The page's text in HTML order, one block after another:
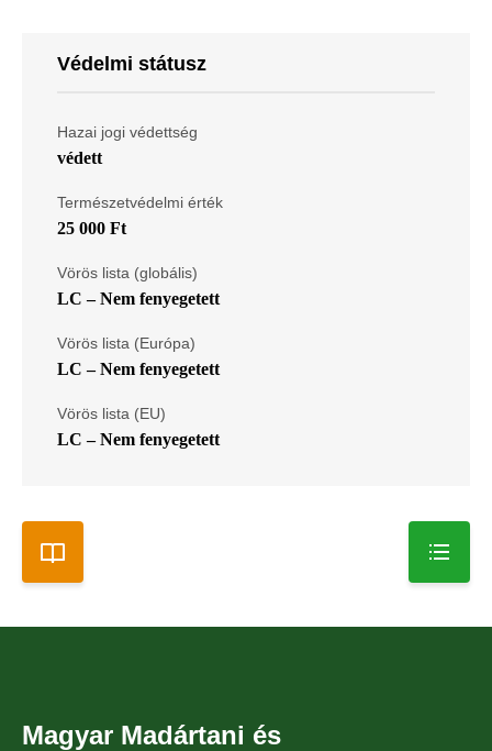
Védelmi státusz
Hazai jogi védettség
védett
Természetvédelmi érték
25 000 Ft
Vörös lista (globális)
LC – Nem fenyegetett
Vörös lista (Európa)
LC – Nem fenyegetett
Vörös lista (EU)
LC – Nem fenyegetett
Magyar Madártani és